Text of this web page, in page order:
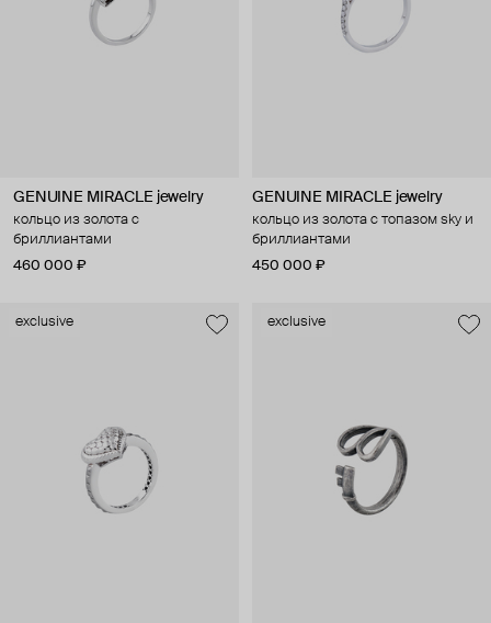
GENUINE MIRACLE jewelry
кольцо из золота с
бриллиантами
460 000 ₽
GENUINE MIRACLE jewelry
кольцо из золота с топазом sky и
бриллиантами
450 000 ₽
exclusive exclusive